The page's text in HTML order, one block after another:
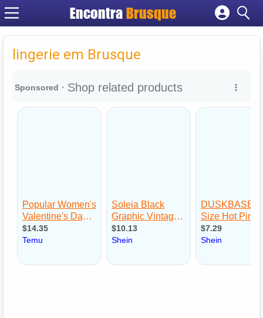
EncontraBrusque
Cadastrar empresa
Criar conta
lingerie em Brusque